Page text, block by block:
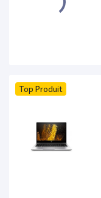
Top Produit